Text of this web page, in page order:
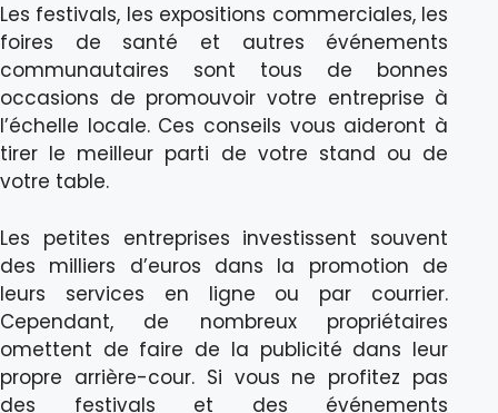
Les festivals, les expositions commerciales, les
foires de santé et autres événements
communautaires sont tous de bonnes
occasions de promouvoir votre entreprise à
l’échelle locale. Ces conseils vous aideront à
tirer le meilleur parti de votre stand ou de
votre table.
Les petites entreprises investissent souvent
des milliers d’euros dans la promotion de
leurs services en ligne ou par courrier.
Cependant, de nombreux propriétaires
omettent de faire de la publicité dans leur
propre arrière-cour. Si vous ne profitez pas
des festivals et des événements